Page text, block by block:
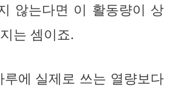
않는다면 이 활동량이 상
는 셈이죠.
루에 실제로 쓰는 열량보다